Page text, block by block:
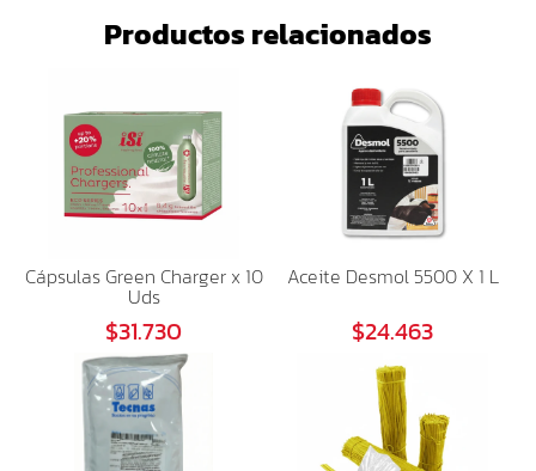
Productos relacionados
Cápsulas Green Charger x 10
Uds
$31.730
Aceite Desmol 5500 X 1 L
$24.463